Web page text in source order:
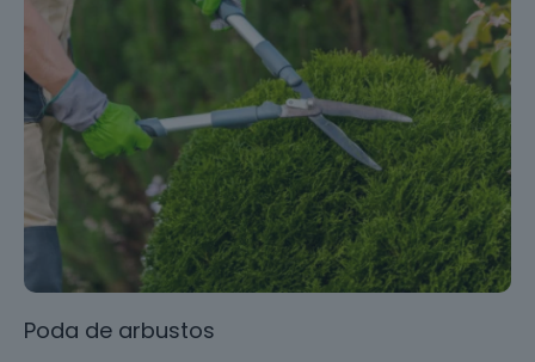
Poda de arbustos